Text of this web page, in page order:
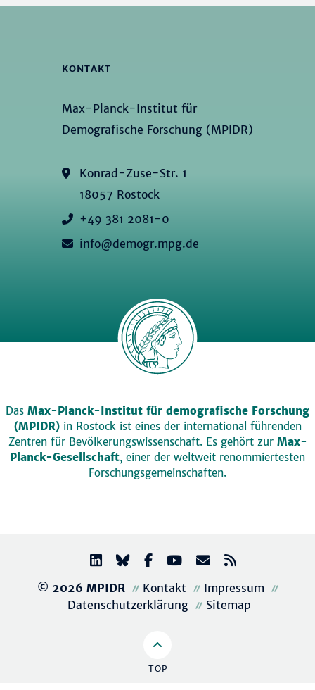
KONTAKT
Max-Planck-Institut für
Demografische Forschung (MPIDR)
Konrad-Zuse-Str. 1
18057 Rostock
+49 381 2081-0
info@demogr.mpg.de
Das Max-Planck-Institut für demografische Forschung
(MPIDR)in Rostock ist eines der international führenden
Zentren für Bevölkerungswissenschaft. Es gehört zur Max-
Planck-Gesellschaft, einer der weltweit renommiertesten
Forschungsgemeinschaften.
© 2026 MPIDR Kontakt
Impressum
Datenschutzerklärung
Sitemap
TOP